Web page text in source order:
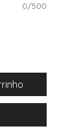
0/500